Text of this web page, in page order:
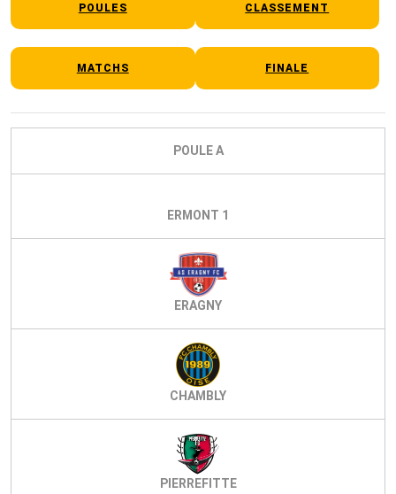
POULES CLASSEMENT
MATCHS FINALE
POULE A
ERMONT 1
ERAGNY
CHAMBLY
PIERREFITTE